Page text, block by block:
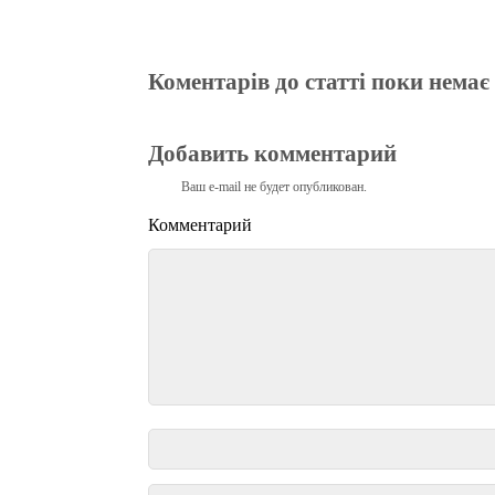
Коментарів до статті поки немає
Добавить комментарий
Ваш e-mail не будет опубликован.
Комментарий